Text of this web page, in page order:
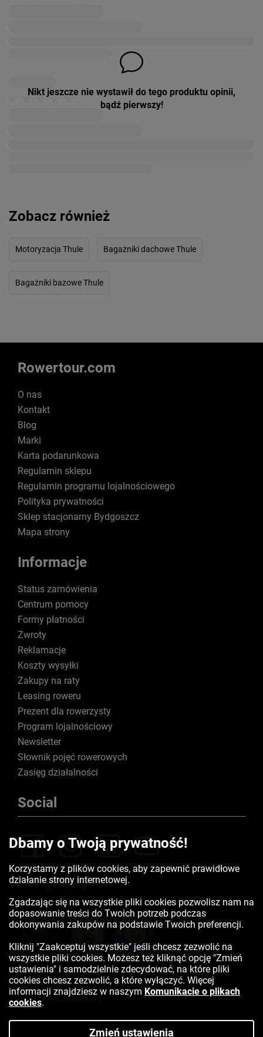
Nikt jeszcze nie wystawił do tego produktu opinii,
bądź pierwszy!
Zobacz również
Motoryzacja Thule Bagażniki dachowe Thule
Bagażniki bazowe Thule
Rowertour.com
O nas
Kontakt
Blog
Marki
Karta podarunkowa
Regulamin sklepu
Regulamin programu lojalnościowego
Polityka prywatności
Sklep stacjonarny Bydgoszcz
Mapa strony
Informacje
Status zamówienia
Centrum pomocy
Formy płatności
Zwroty
Reklamacje
Koszty wysyłki
Zakupy na raty
Leasing roweru
Prezent dla rowerzysty
Program lojalnościowy
Newsletter
Słownik pojęć rowerowych
Zasięg działalności
Social
Certyfikaty
Kontakt:523350041
Dbamy o Twoją prywatność!
Korzystamy z plików cookies, aby zapewnić prawidłowe
działanie strony internetowej.
Zgadzając się na wszystkie pliki cookies pozwolisz nam na
dopasowanie treści do Twoich potrzeb podczas
dokonywania zakupów na podstawie Twoich preferencji.
Kliknij "Zaakceptuj wszystkie" jeśli chcesz zezwolić na
wszystkie pliki cookies. Możesz też kliknąć opcję "Zmień
ustawienia" i samodzielnie zdecydować, na które pliki
cookies chcesz zezwolić, a które wyłączyć. Więcej
informacji znajdziesz w naszym Komunikacie o plikach
cookies.
Zmień ustawienia